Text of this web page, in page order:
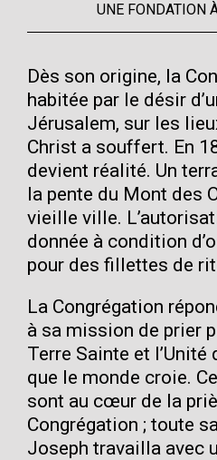
UNE FONDATION
Dès son origine, la
habitée par le désir
Jérusalem, sur les
Christ a souffert. En
devient réalité. Un
la pente du Mont des
vieille ville.
donnée à condition
pour des fillettes de
La Congrégation
à sa mission de prier
Terre Sainte et
que le monde croie.
sont au cœur de la
Congrégation ; toute
Joseph travailla avec